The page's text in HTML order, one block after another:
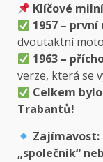
Klíčové
1957 –
dvoutaktní
1963 –
verze, která se
Celkem
Trabantů!
Zajímavost:
„společník“